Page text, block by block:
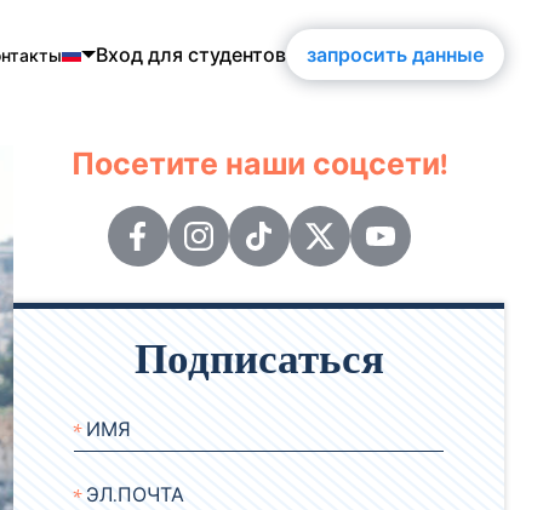
Вход для студентов запросить данные
Посетите наши соцсети!
Подписаться